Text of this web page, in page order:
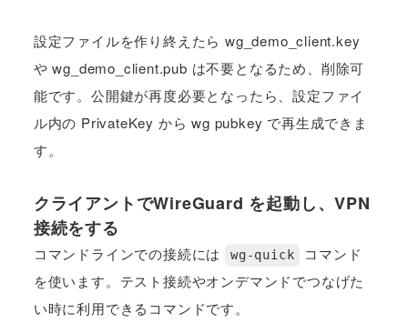
設定ファイルを作り終えたら wg_demo_client.key
や wg_demo_client.pub は不要となるため、削除可
能です。公開鍵が再度必要となったら、設定ファイ
ル内の PrivateKey から wg pubkey で再生成できま
す。
クライアントでWireGuard を起動し、VPN
接続をする
コマンドラインでの接続には wg-quick
コマンド
を使います。テスト接続やオンデマンドでつなげた
い時に利用できるコマンドです。